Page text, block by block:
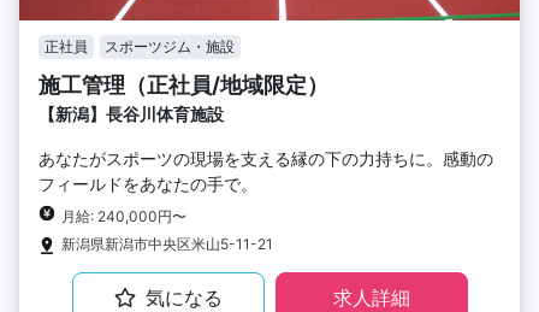
正社員 スポーツジム・施設
施工管理（正社員/地域限定）
【新潟】長谷川体育施設
あなたがスポーツの現場を支える縁の下の力持ちに。感動の
フィールドをあなたの手で。
月給: 240,000円〜
新潟県新潟市中央区米山5-11-21
気になる 求人詳細